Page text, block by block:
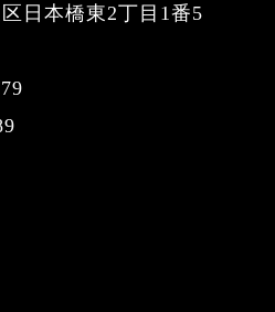
日本橋東2丁目1番5